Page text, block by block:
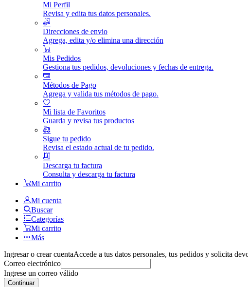
Mi Perfil
Revisa y edita tus datos personales.
Direcciones de envio
Agrega, edita y/o elimina una dirección
Mis Pedidos
Gestiona tus pedidos, devoluciones y fechas de entrega.
Métodos de Pago
Agrega y valida tus métodos de pago.
Mi lista de Favoritos
Guarda y revisa tus productos
Sigue tu pedido
Revisa el estado actual de tu pedido.
Descarga tu factura
Consulta y descarga tu factura
Mi carrito
Mi cuenta
Buscar
Categorías
Mi carrito
Más
Ingresar o crear cuentaAccede a tus datos personales, tus pedidos y solicita
Correo electrónico
Ingrese un correo válido
Continuar